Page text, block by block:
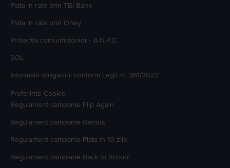
Plata in rate prin TBI Bank
Plata in rate prin Oney
Protectia consumatorilor - A.N.P.C.
SOL
Informatii obligatorii conform Legii nr. 361/2022
Preferinte Cookie
Regulament campanie Flip Again
Regulament campanie Genius
Regulament campanie Plata în 10 zile
Regulament campanie Back to School